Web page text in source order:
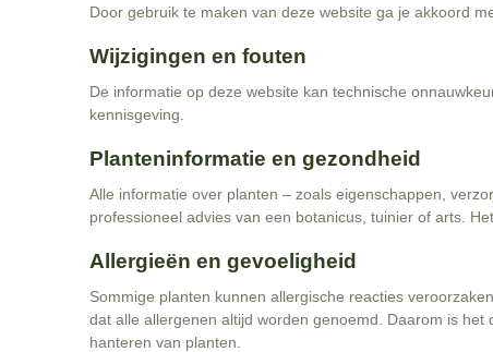
Door gebruik te maken van deze website ga je akkoord
Wijzigingen en fouten
De informatie op deze website kan technische
kennisgeving.
Planteninformatie en gezondheid
Alle informatie over planten – zoals eigenschappen,
professioneel advies van een botanicus, tuinier of arts.
Allergieën en gevoeligheid
Sommige planten kunnen allergische reacties
dat alle allergenen altijd worden genoemd. Daarom is
hanteren van planten.